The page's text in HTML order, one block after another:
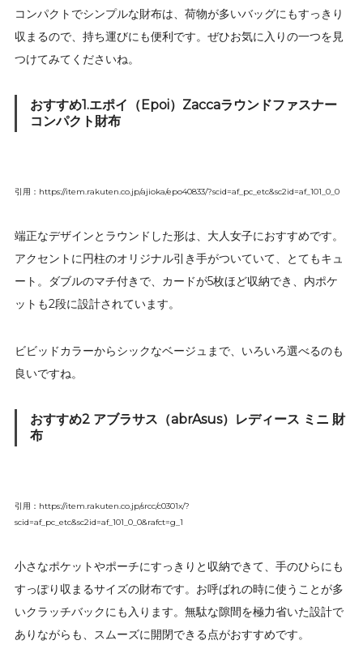
コンパクトでシンプルな財布は、荷物が多いバッグにもすっきり
収まるので、持ち運びにも便利です。ぜひお気に入りの一つを見
つけてみてくださいね。
おすすめ1.エポイ（Epoi）Zaccaラウンドファスナー
コンパクト財布
引用：https://item.rakuten.co.jp/ajioka/epo40833/?scid=af_pc_etc&sc2id=af_101_0_0
端正なデザインとラウンドした形は、大人女子におすすめです。
アクセントに円柱のオリジナル引き手がついていて、とてもキュ
ート。ダブルのマチ付きで、カードが5枚ほど収納でき、内ポケ
ットも2段に設計されています。
ビビッドカラーからシックなベージュまで、いろいろ選べるのも
良いですね。
おすすめ2 アブラサス（abrAsus）レディース ミニ 財
布
引用：https://item.rakuten.co.jp/srcc/c0301x/?
scid=af_pc_etc&sc2id=af_101_0_0&rafct=g_1
小さなポケットやポーチにすっきりと収納できて、手のひらにも
すっぽり収まるサイズの財布です。お呼ばれの時に使うことが多
いクラッチバックにも入ります。無駄な隙間を極力省いた設計で
ありながらも、スムーズに開閉できる点がおすすめです。